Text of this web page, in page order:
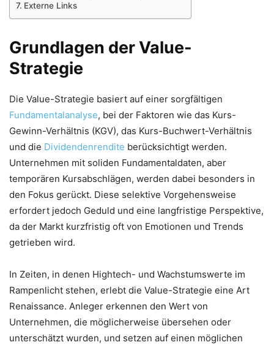
Externe Links
Grundlagen der Value-
Strategie
Die Value-Strategie basiert auf einer sorgfältigen
Fundamentalanalyse, bei der Faktoren wie das Kurs-
Gewinn-Verhältnis (KGV), das Kurs-Buchwert-Verhältnis
und die Dividendenrendite berücksichtigt werden.
Unternehmen mit soliden Fundamentaldaten, aber
temporären Kursabschlägen, werden dabei besonders in
den Fokus gerückt. Diese selektive Vorgehensweise
erfordert jedoch Geduld und eine langfristige Perspektive,
da der Markt kurzfristig oft von Emotionen und Trends
getrieben wird.
In Zeiten, in denen Hightech- und Wachstumswerte im
Rampenlicht stehen, erlebt die Value-Strategie eine Art
Renaissance. Anleger erkennen den Wert von
Unternehmen, die möglicherweise übersehen oder
unterschätzt wurden, und setzen auf einen möglichen